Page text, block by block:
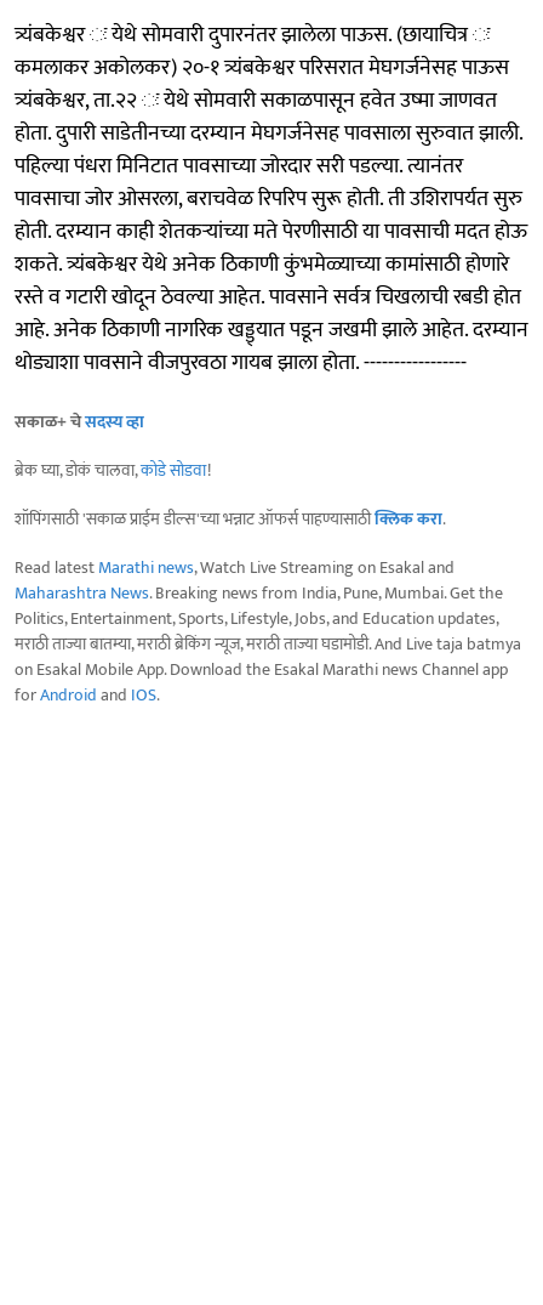
त्र्यंबकेश्वर ः येथे सोमवारी दुपारनंतर झालेला पाऊस. (छायाचित्र ः
कमलाकर अकोलकर) २०-१ त्र्यंबकेश्वर परिसरात मेघगर्जनेसह पाऊस
त्र्यंबकेश्वर, ता.२२ ः येथे सोमवारी सकाळपासून हवेत उष्मा जाणवत
होता. दुपारी साडेतीनच्या दरम्यान मेघगर्जनेसह पावसाला सुरुवात झाली.
पहिल्या पंधरा मिनिटात पावसाच्या जोरदार सरी पडल्या. त्यानंतर
पावसाचा जोर ओसरला, बराचवेळ रिपरिप सुरू होती. ती उशिरापर्यत सुरु
होती. दरम्यान काही शेतकऱ्यांच्या मते पेरणीसाठी या पावसाची मदत होऊ
शकते. त्र्यंबकेश्वर येथे अनेक ठिकाणी कुंभमेळ्याच्या कामांसाठी होणारे
रस्ते व गटारी खोदून ठेवल्या आहेत. पावसाने सर्वत्र चिखलाची रबडी होत
आहे. अनेक ठिकाणी नागरिक खड्ड्यात पडून जखमी झाले आहेत. दरम्यान
थोड्याशा पावसाने वीजपुरवठा गायब झाला होता. -----------------
सकाळ+ चेसदस्य व्हा
ब्रेक घ्या, डोकं चालवा,कोडे सोडवा!
शॉपिंगसाठी 'सकाळ प्राईम डील्स'च्या भन्नाट ऑफर्स पाहण्यासाठीक्लिक करा.
Read latestMarathi news, Watch Live Streaming on Esakal and
Maharashtra News. Breaking news from India, Pune, Mumbai. Get the
Politics, Entertainment, Sports, Lifestyle, Jobs, and Education updates,
मराठी ताज्या बातम्या, मराठी ब्रेकिंग न्यूज, मराठी ताज्या घडामोडी. And Live taja batmya
on Esakal Mobile App. Download the Esakal Marathi news Channel app
forAndroidand IOS.